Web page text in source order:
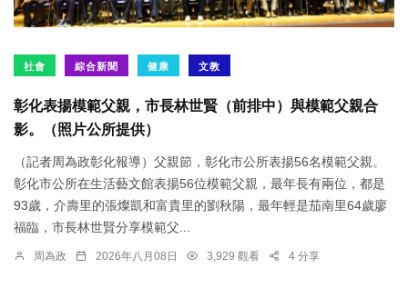
社會 綜合新聞 健康 文教
彰化表揚模範父親，市長林世賢（前排中）與模範父親合
影。（照片公所提供）
（記者周為政彰化報導）父親節，彰化市公所表揚56名模範父親。
彰化市公所在生活藝文館表揚56位模範父親，最年長有兩位，都是
93歲，介壽里的張燦凱和富貴里的劉秋陽，最年輕是茄南里64歲廖
福臨，市長林世賢分享模範父...
周為政 2026年八月08日 3,929 觀看 4 分享